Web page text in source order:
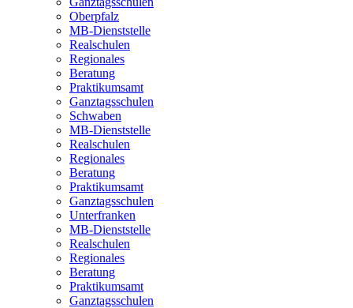
Oberpfalz
MB-Dienststelle
Realschulen
Regionales
Beratung
Praktikumsamt
Ganztagsschulen
Schwaben
MB-Dienststelle
Realschulen
Regionales
Beratung
Praktikumsamt
Ganztagsschulen
Unterfranken
MB-Dienststelle
Realschulen
Regionales
Beratung
Praktikumsamt
Ganztagsschulen